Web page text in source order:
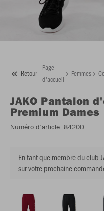
Retour
Page
d'accueil
Femmes
JAKO Pantalon
Premium Dames
Numéro d’article: 8420D
En tant que membre du club
sur votre prochaine